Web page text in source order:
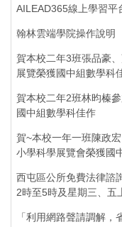
AILEAD365線上學習平
翰林雲端學院操作說明
賀本校二年3班張品豪
展覽榮獲國中組數學科
賀本校二年2班林昀榛
國中組數學科佳作
賀~本校一年一班陳政
小學科學展覽會榮獲國
西屯區公所免費法律諮
2時至5時及星期三、五
「利用網路聲請調解